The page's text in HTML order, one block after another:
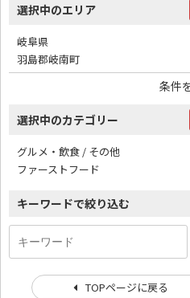
選択中のエリア
岐阜県
羽島郡岐南町
条件
選択中のカテゴリー
グルメ・飲食 / その他
ファーストフード
キーワードで絞り込む
TOPページに戻る